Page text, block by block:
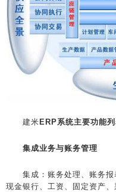
建米 ERP系统主要功能列
集成业务与账务管理
集成：账务处理、账务报
现金银行、工资、固定资产